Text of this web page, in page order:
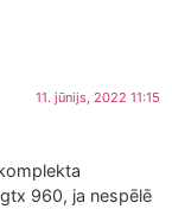
11. jūnijs, 2022 11:15
960, ja nespēlē